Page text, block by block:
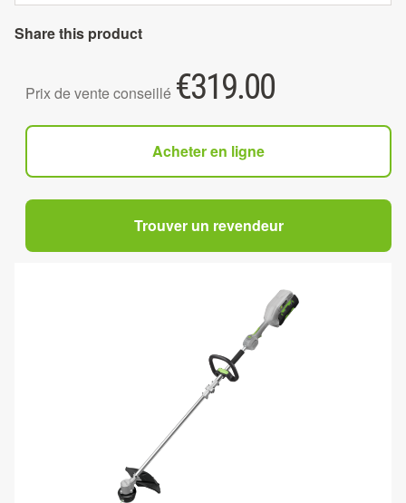
Share this product
Prix de vente conseillé €319.00
Acheter en ligne
Trouver un revendeur